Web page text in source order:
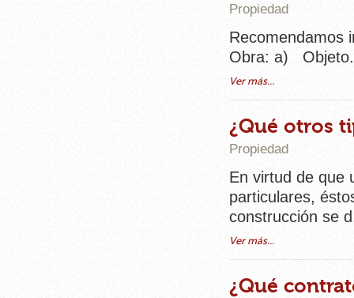
Propiedad
Recomendamos
Obra: a)
Ver más...
¿Qué otros
Propiedad
En virtud de que
particulares,
construcción se
Ver más...
¿Qué